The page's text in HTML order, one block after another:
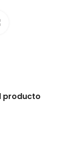
producto